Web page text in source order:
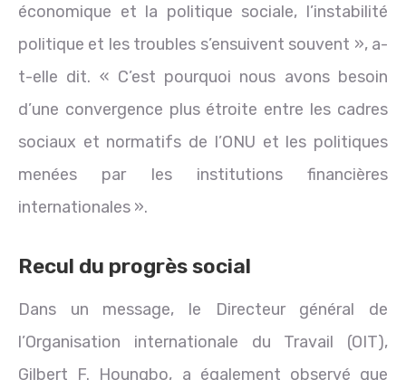
économique et la politique sociale, l’instabilité
politique et les troubles s’ensuivent souvent », a-
t-elle dit. « C’est pourquoi nous avons besoin
d’une convergence plus étroite entre les cadres
sociaux et normatifs de l’ONU et les politiques
menées par les institutions financières
internationales ».
Recul du progrès social
Dans un message, le Directeur général de
l’Organisation internationale du Travail (OIT),
Gilbert F. Houngbo, a également observé que